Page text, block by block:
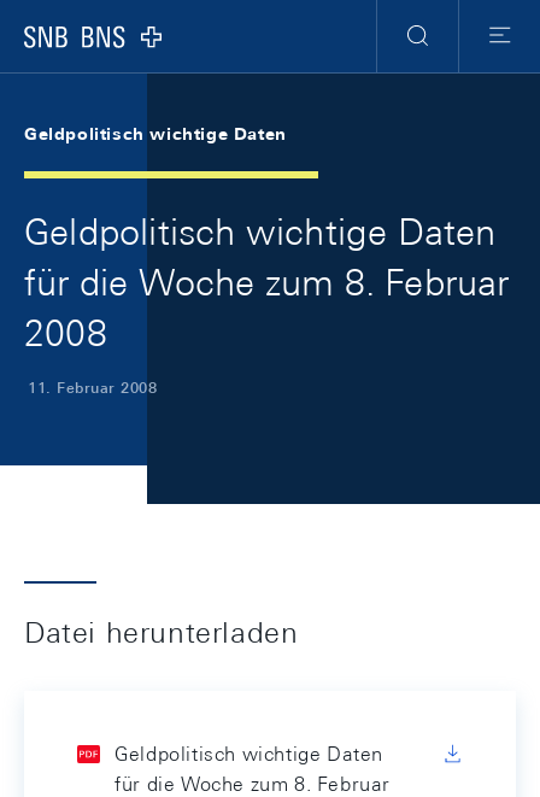
Logo
Suche
Menu
Geldpolitisch wichtige Daten
Geldpolitisch wichtige Daten
für die Woche zum 8. Februar
2008
11. Februar 2008
Datei herunterladen
Geldpolitisch wichtige Daten
für die Woche zum 8. Februar